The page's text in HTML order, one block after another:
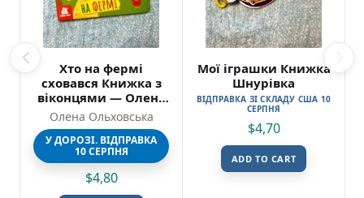
Хто на фермі
сховався Книжка з
віконцями — Олена
Ольховська
Олена Ольховська
У ДОРОЗІ. ВІДПРАВКА
10 СЕРПНЯ
$4,80
Мої іграшки Книжка
Шнурівка
ВІДПРАВКА ЗІ СКЛАДУ США 10
СЕРПНЯ
$4,70
ADD TO CART